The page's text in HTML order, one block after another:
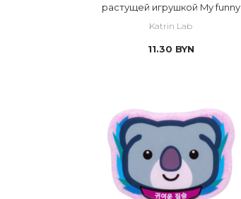
растущей игрушкой My funny
Katrin Lab
11.30 BYN